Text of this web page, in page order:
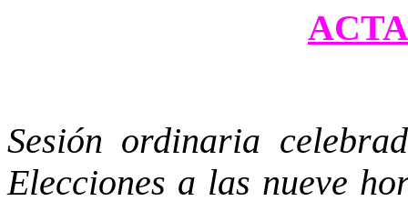
ACTA
Sesión ordinaria
Elecciones a las nueve